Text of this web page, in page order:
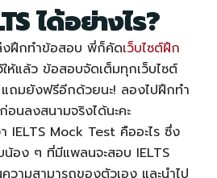
ได้อย่างไร?
งฝึกทำข้อสอบ พี่ก็คัดเว็บไซต์ฝึก
ห้แล้ว ข้อสอบจัดเต็มทุกเว็บไซต์
ถมยังฟรีอีกด้วยนะ! ลองไปฝึกทำ
นลงสนามจริงได้นะคะ
IELTS Mock Test คืออะไร ซึ่ง
น้อง ๆ ที่มีแพลนจะสอบ IELTS
ความสามารถของตัวเอง และนำไป